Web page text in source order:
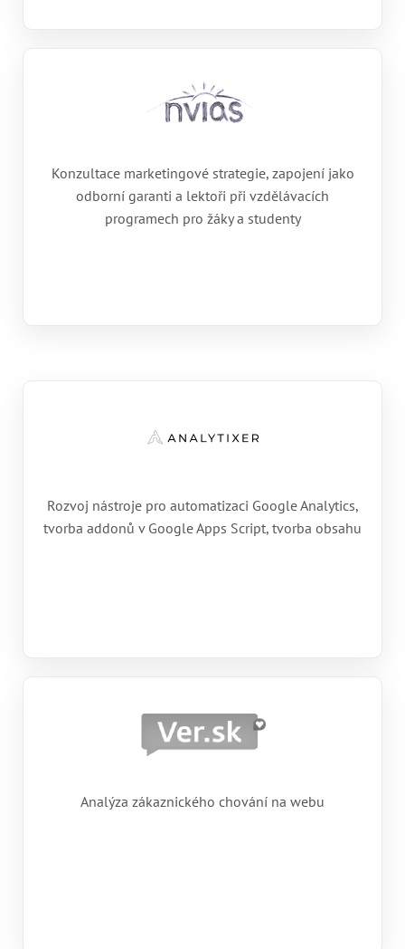
Konzultace marketingové strategie, zapojení jako
odborní garanti a lektoři při vzdělávacích
programech pro žáky a studenty
Rozvoj nástroje pro automatizaci Google Analytics,
tvorba addonů v Google Apps Script, tvorba obsahu
Analýza zákaznického chování na webu